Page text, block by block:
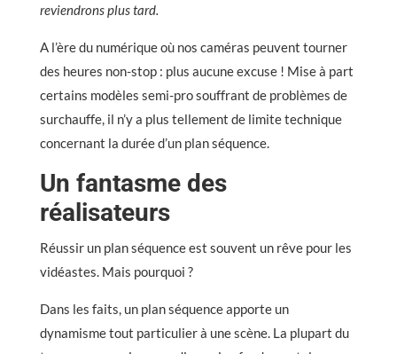
reviendrons plus tard.
A l’ère du numérique où nos caméras peuvent tourner
des heures non-stop : plus aucune excuse ! Mise à part
certains modèles semi-pro souffrant de problèmes de
surchauffe, il n’y a plus tellement de limite technique
concernant la durée d’un plan séquence.
Un fantasme des
réalisateurs
Réussir un plan séquence est souvent un rêve pour les
vidéastes. Mais pourquoi ?
Dans les faits, un plan séquence apporte un
dynamisme tout particulier à une scène. La plupart du